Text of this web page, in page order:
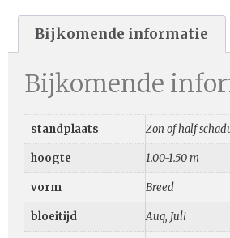
Bijkomende informatie
Bijkomende
standplaats Zon of half
hoogte 1.00-1.50 m
vorm Breed
bloeitijd Aug, Juli